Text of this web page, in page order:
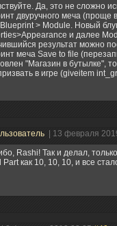
Да, это не сложно
двуручного меча
> Module. Новый
и далее
результат можно
меча Save to file
"Магазин в бутылке",
в игре (giveitem
| 13 февраля
Rashi! Так и делал,
Part как 10, 10, 10, и все